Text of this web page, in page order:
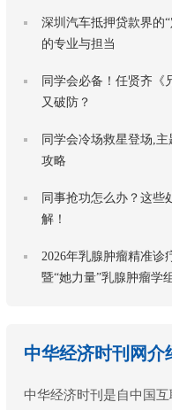
深圳汽车抵押贷款界
的专业与担当
同学会必备！任贤齐《
又破防？
同学会冷场救星登场,
攻略
同事抢功怎么办？这些
解！
2026年乳腺肿瘤精准诊
暨“她力量”乳腺肿瘤学
中华经济时刊网介
中华经济时刊是自中国